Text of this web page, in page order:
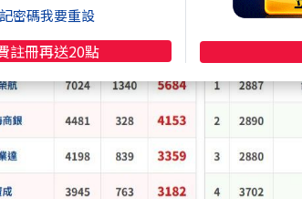
密碼我要重設
註冊再送20點